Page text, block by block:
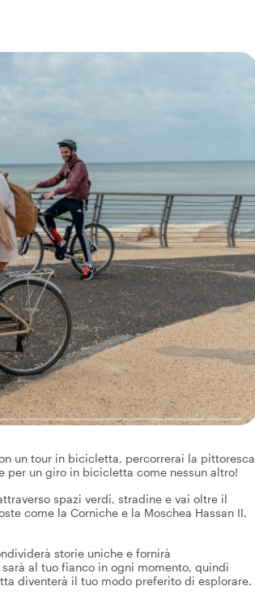
un tour in bicicletta, percorrerai la pittoresca
un giro in bicicletta come nessun altro!
spazi verdi, stradine e vai oltre il
come la Corniche e la Moschea Hassan II.
storie uniche e fornirà
al tuo fianco in ogni momento, quindi
diventerà il tuo modo preferito di esplorare.